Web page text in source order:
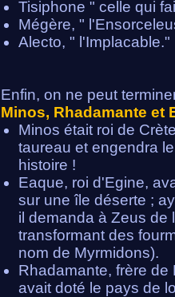
Tisiphone " celle qui
Mégère, "
Alecto, " l'Implacable."
Enfin, on ne peut
Minos, Rhadamante et
Minos était roi de
taureau et engendra
histoire !
Eaque, roi d'Egine,
sur une île déserte ;
il demanda à Zeus de
transformant des
nom de Myrmidons).
Rhadamante, frère de
avait doté le pays de